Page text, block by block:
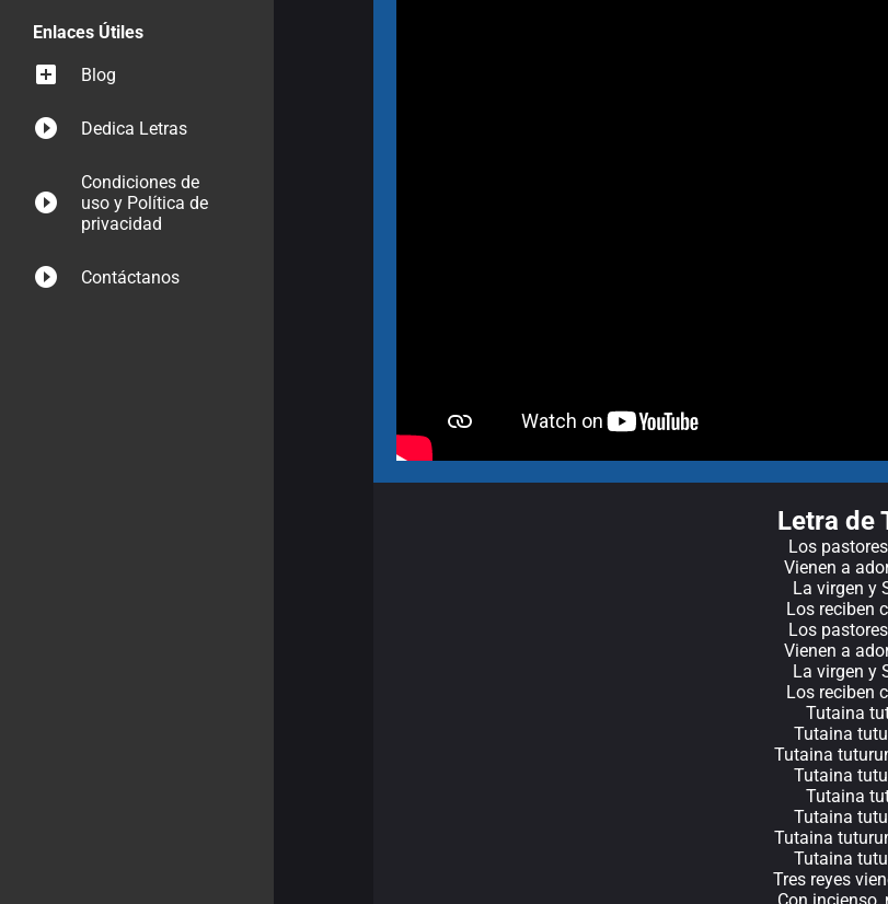
Enlaces Útiles
Blog
Dedica Letras
Condiciones de
uso y Política de
privacidad
Contáctanos
Letra de
Los
Vienen a
La virgen y
Los reciben
Los
Vienen a
La virgen y
Los reciben
Tutaina
Tutaina
Tutaina
Tutaina
Tutaina
Tutaina
Tutaina
Tutaina
Tres reyes